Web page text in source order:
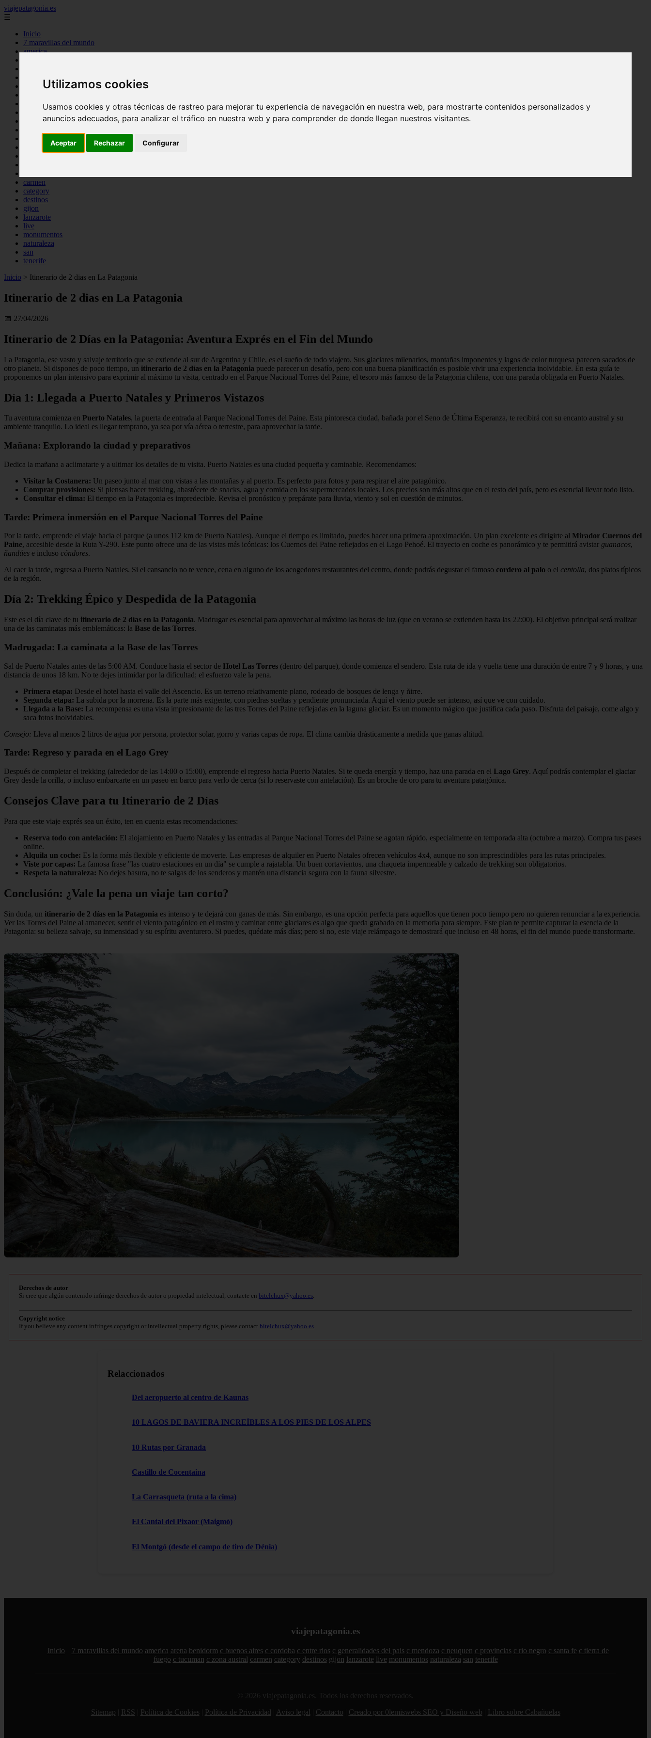
Utilizamos cookies
Usamos cookies y otras técnicas de rastreo para mejorar tu experiencia de navegación en nuestra web, para mostrarte contenidos personalizados y
anuncios adecuados, para analizar el tráfico en nuestra web y para comprender de donde llegan nuestros visitantes.
Aceptar Rechazar Configurar
viajepatagonia.es
☰
Inicio
7 maravillas del mundo
america
c buenos aires
c cordoba
c generalidades del pais
c mendoza
c neuquen
c rio negro
c santa fe
carmen
category
destinos
gijon
lanzarote
live
monumentos
naturaleza
san
tenerife
Inicio > Itinerario de 2 dias en La Patagonia
Itinerario de 2 dias en La Patagonia
📅 27/04/2026
Itinerario de 2 Días en la Patagonia: Aventura Exprés en el Fin del Mundo
La Patagonia, ese vasto y salvaje territorio que se extiende al sur de Argentina y Chile, es el sueño de todo viajero. Sus glaciares milenarios, montañas imponentes y lagos de color turquesa parecen sacados de
otro planeta. Si dispones de poco tiempo, un itinerario de 2 días en la Patagonia puede parecer un desafío, pero con una buena planificación es posible vivir una experiencia inolvidable. En esta guía te
proponemos un plan intensivo para exprimir al máximo tu visita, centrado en el Parque Nacional Torres del Paine, el tesoro más famoso de la Patagonia chilena, con una parada obligada en Puerto Natales.
Día 1: Llegada a Puerto Natales y Primeros Vistazos
Tu aventura comienza en Puerto Natales, la puerta de entrada al Parque Nacional Torres del Paine. Esta pintoresca ciudad, bañada por el Seno de Última Esperanza, te recibirá con su encanto austral y su
ambiente tranquilo. Lo ideal es llegar temprano, ya sea por vía aérea o terrestre, para aprovechar la tarde.
Mañana: Explorando la ciudad y preparativos
Dedica la mañana a aclimatarte y a ultimar los detalles de tu visita. Puerto Natales es una ciudad pequeña y caminable. Recomendamos:
Visitar la Costanera: Un paseo junto al mar con vistas a las montañas y al puerto. Es perfecto para fotos y para respirar el aire patagónico.
Comprar provisiones: Si piensas hacer trekking, abastécete de snacks, agua y comida en los supermercados locales. Los precios son más altos que en el resto del país, pero es esencial llevar todo listo.
Consultar el clima: El tiempo en la Patagonia es impredecible. Revisa el pronóstico y prepárate para lluvia, viento y sol en cuestión de minutos.
Tarde: Primera inmersión en el Parque Nacional Torres del Paine
Por la tarde, emprende el viaje hacia el parque (a unos 112 km de Puerto Natales). Aunque el tiempo es limitado, puedes hacer una primera aproximación. Un plan excelente es dirigirte al Mirador Cuernos del
Paine, accesible desde la Ruta Y-290. Este punto ofrece una de las vistas más icónicas: los Cuernos del Paine reflejados en el Lago Pehoé. El trayecto en coche es panorámico y te permitirá avistar guanacos,
ñandúes e incluso cóndores.
Al caer la tarde, regresa a Puerto Natales. Si el cansancio no te vence, cena en alguno de los acogedores restaurantes del centro, donde podrás degustar el famoso cordero al palo o el centolla, dos platos típicos
de la región.
Día 2: Trekking Épico y Despedida de la Patagonia
Este es el día clave de tu itinerario de 2 días en la Patagonia. Madrugar es esencial para aprovechar al máximo las horas de luz (que en verano se extienden hasta las 22:00). El objetivo principal será realizar
una de las caminatas más emblemáticas: la Base de las Torres.
Madrugada: La caminata a la Base de las Torres
Sal de Puerto Natales antes de las 5:00 AM. Conduce hasta el sector de Hotel Las Torres (dentro del parque), donde comienza el sendero. Esta ruta de ida y vuelta tiene una duración de entre 7 y 9 horas, y una
distancia de unos 18 km. No te dejes intimidar por la dificultad; el esfuerzo vale la pena.
Primera etapa: Desde el hotel hasta el valle del Ascencio. Es un terreno relativamente plano, rodeado de bosques de lenga y ñirre.
Segunda etapa: La subida por la morrena. Es la parte más exigente, con piedras sueltas y pendiente pronunciada. Aquí el viento puede ser intenso, así que ve con cuidado.
Llegada a la Base: La recompensa es una vista impresionante de las tres Torres del Paine reflejadas en la laguna glaciar. Es un momento mágico que justifica cada paso. Disfruta del paisaje, come algo y
saca fotos inolvidables.
Consejo: Lleva al menos 2 litros de agua por persona, protector solar, gorro y varias capas de ropa. El clima cambia drásticamente a medida que ganas altitud.
Tarde: Regreso y parada en el Lago Grey
Después de completar el trekking (alrededor de las 14:00 o 15:00), emprende el regreso hacia Puerto Natales. Si te queda energía y tiempo, haz una parada en el Lago Grey. Aquí podrás contemplar el glaciar
Grey desde la orilla, o incluso embarcarte en un paseo en barco para verlo de cerca (si lo reservaste con antelación). Es un broche de oro para tu aventura patagónica.
Consejos Clave para tu Itinerario de 2 Días
Para que este viaje exprés sea un éxito, ten en cuenta estas recomendaciones:
Reserva todo con antelación: El alojamiento en Puerto Natales y las entradas al Parque Nacional Torres del Paine se agotan rápido, especialmente en temporada alta (octubre a marzo). Compra tus pases
online.
Alquila un coche: Es la forma más flexible y eficiente de moverte. Las empresas de alquiler en Puerto Natales ofrecen vehículos 4x4, aunque no son imprescindibles para las rutas principales.
Viste por capas: La famosa frase "las cuatro estaciones en un día" se cumple a rajatabla. Un buen cortavientos, una chaqueta impermeable y calzado de trekking son obligatorios.
Respeta la naturaleza: No dejes basura, no te salgas de los senderos y mantén una distancia segura con la fauna silvestre.
Conclusión: ¿Vale la pena un viaje tan corto?
Sin duda, un itinerario de 2 días en la Patagonia es intenso y te dejará con ganas de más. Sin embargo, es una opción perfecta para aquellos que tienen poco tiempo pero no quieren renunciar a la experiencia.
Ver las Torres del Paine al amanecer, sentir el viento patagónico en el rostro y caminar entre glaciares es algo que queda grabado en la memoria para siempre. Este plan te permite capturar la esencia de la
Patagonia: su belleza salvaje, su inmensidad y su espíritu aventurero. Si puedes, quédate más días; pero si no, este viaje relámpago te demostrará que incluso en 48 horas, el fin del mundo puede transformarte.
Derechos de autor
Si cree que algún contenido infringe derechos de autor o propiedad intelectual, contacte en bitelchux@yahoo.es
Copyright notice
If you believe any content infringes copyright or intellectual property rights, please contact bitelchux@yahoo.es
Relaccionados
Del aeropuerto al centro de Kaunas
10 LAGOS DE BAVIERA INCREÍBLES A LOS PIES DE LOS ALPES
10 Rutas por Granada
Castillo de Cocentaina
La Carrasqueta (ruta a la cima)
El Cantal del Pixaor (Maigmó)
El Montgó (desde el campo de tiro de Dénia)
viajepatagonia.es
Inicio 7 maravillas del mundo america arena benidorm c buenos aires c cordoba c entre rios c generalidades del pais c mendoza c neuquen c provincias c rio negro c santa fe c tierra de
fuego c tucuman c zona austral carmen category destinos gijon lanzarote live monumentos naturaleza san tenerife
© 2026 viajepatagonia.es. Todos los derechos reservados.
Sitemap
RSS Política de Cookies Política de Privacidad Aviso legal Contacto Creado por 0lemiswebs SEO y Diseño web Libro sobre Cabañuelas